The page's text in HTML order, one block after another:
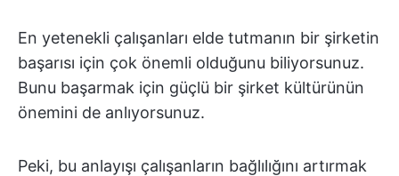
En yetenekli çalışanları elde tutmanın bir şirketin
başarısı için çok önemli olduğunu biliyorsunuz.
Bunu başarmak için güçlü bir şirket kültürünün
önemini de anlıyorsunuz.
Peki, bu anlayışı çalışanların bağlılığını artırmak